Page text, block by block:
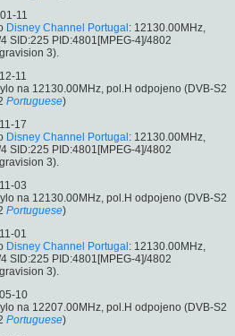
11
Disney Channel Portugal : 12130.00MHz,
SID:225 PID:4801[MPEG-4]/4802
3).
11
na 12130.00MHz, pol.H odpojeno (DVB-S2
Portuguese)
17
Disney Channel Portugal : 12130.00MHz,
SID:225 PID:4801[MPEG-4]/4802
3).
03
na 12130.00MHz, pol.H odpojeno (DVB-S2
Portuguese)
01
Disney Channel Portugal : 12130.00MHz,
SID:225 PID:4801[MPEG-4]/4802
3).
10
na 12207.00MHz, pol.H odpojeno (DVB-S2
Portuguese)